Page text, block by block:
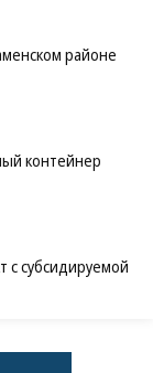
районе
контейнер
с субсидируемой